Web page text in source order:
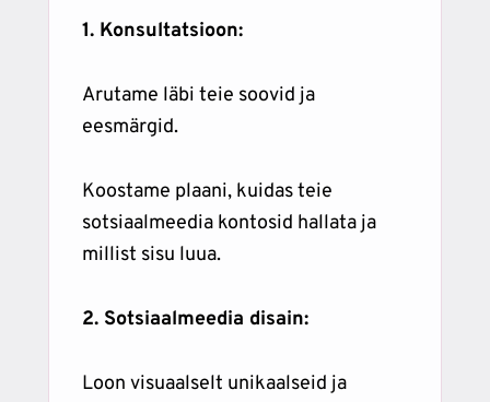
1. Konsultatsioon:
Arutame läbi teie soovid ja
eesmärgid.
Koostame plaani, kuidas teie
sotsiaalmeedia kontosid hallata ja
millist sisu luua.
2. Sotsiaalmeedia disain:
Loon visuaalselt unikaalseid ja